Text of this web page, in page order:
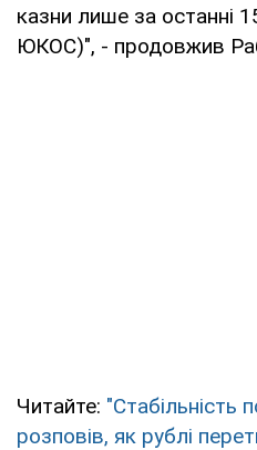
казни лише за останні
ЮКОС)", - продовжив
Читайте: "Стабільність
розповів, як рублі